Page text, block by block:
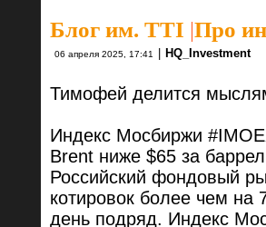
Блог им. TTI |Про
06 апреля 2025, 17:41 HQ_Investment
Тимофей делится
Индекс Мосбиржи
Brent ниже $65 за
Российский фондовый
котировок более чем
день подряд. Индекс